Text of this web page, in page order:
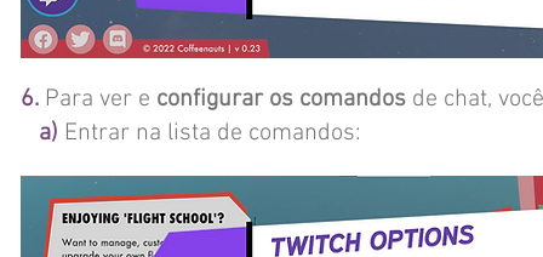
6. Para ver e configurar os comandos de chat,
a) Entrar na lista de comandos: